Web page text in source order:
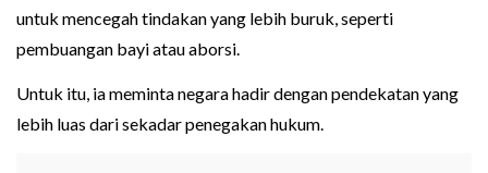
untuk mencegah tindakan yang lebih buruk, seperti
pembuangan bayi atau aborsi.
Untuk itu, ia meminta negara hadir dengan pendekatan yang
lebih luas dari sekadar penegakan hukum.